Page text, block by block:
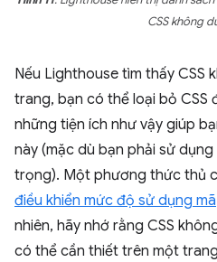
CSS không
Nếu Lighthouse tìm thấy CSS
trang, bạn có thể loại bỏ CSS
những tiện ích như vậy giúp
này (mặc dù bạn phải sử
trọng). Một phương thức thủ
điều khiển mức độ sử dụng mã
nhiên, hãy nhớ rằng CSS
có thể cần thiết trên một